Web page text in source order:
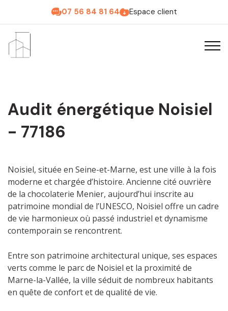
07 56 84 81 64 Espace client
Audit énergétique Noisiel
- 77186
Noisiel, située en Seine-et-Marne, est une ville à la fois
moderne et chargée d’histoire. Ancienne cité ouvrière
de la chocolaterie Menier, aujourd’hui inscrite au
patrimoine mondial de l’UNESCO, Noisiel offre un cadre
de vie harmonieux où passé industriel et dynamisme
contemporain se rencontrent.
Entre son patrimoine architectural unique, ses espaces
verts comme le parc de Noisiel et la proximité de
Marne-la-Vallée, la ville séduit de nombreux habitants
en quête de confort et de qualité de vie.